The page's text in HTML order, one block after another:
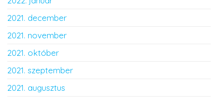
2021. december
2021. november
2021. október
2021. szeptember
2021. augusztus